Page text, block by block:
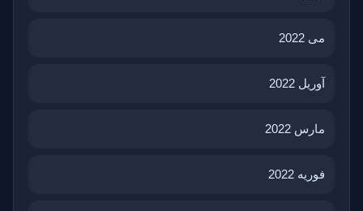
می 2022
آوریل 2022
مارس 2022
فوریه 2022